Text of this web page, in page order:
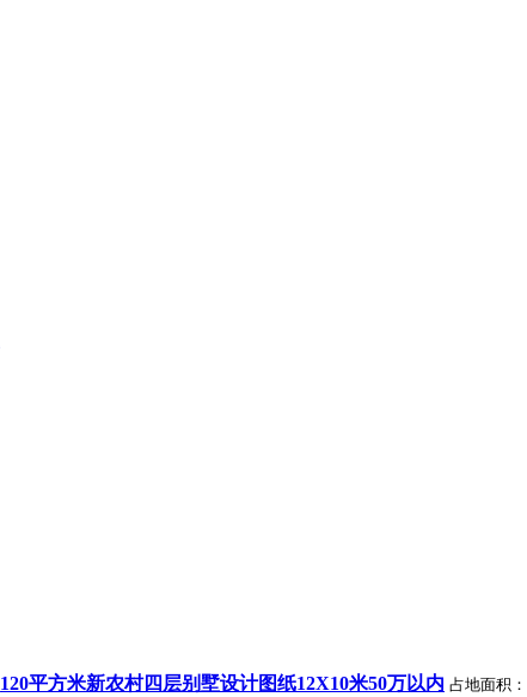
120平方米新农村四层别墅设计图纸12X10米50万以内 占地面积：